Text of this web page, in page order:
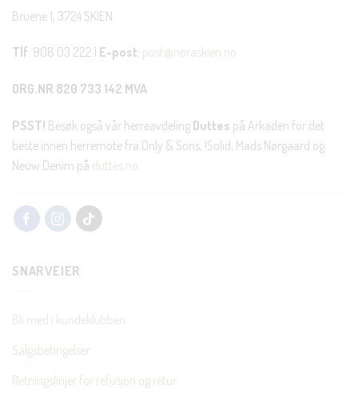
Bruene 1, 3724 SKIEN
Tlf: 908 03 222 | E-post: post@noraskien.no
ORG.NR 820 733 142 MVA
PSST! Besøk også vår herreavdeling Duttes på Arkaden for det
beste innen herremote fra Only & Sons, !Solid, Mads Nørgaard og
Neuw Denim på duttes.no
SNARVEIER
Bli med i kundeklubben
Salgsbetingelser
Retningslinjer for refusjon og retur